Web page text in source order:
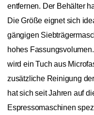
entfernen. Der Behälter
Die Größe eignet sich
gängigen
hohes
wird ein Tuch aus
zusätzliche Reinigung
hat sich seit Jahren auf
Espressomaschinen